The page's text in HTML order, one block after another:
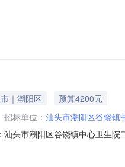
8号联系方式：18602889185
｜潮阳区
预算4200元
招标单位： 汕头市潮阳区谷饶镇
汕头市潮阳区谷饶镇中心卫生